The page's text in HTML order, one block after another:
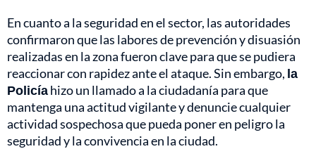
En cuanto a la seguridad en el sector, las autoridades
confirmaron que las labores de prevención y disuasión
realizadas en la zona fueron clave para que se pudiera
reaccionar con rapidez ante el ataque. Sin embargo, la
Policíahizo un llamado a la ciudadanía para que
mantenga una actitud vigilante y denuncie cualquier
actividad sospechosa que pueda poner en peligro la
seguridad y la convivencia en la ciudad.